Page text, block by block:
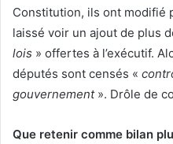
Constitution, ils ont modifié
laissé voir un ajout de plus
lois » offertes à l’exécutif.
députés sont censés «
gouvernement». Drôle de
Que retenir comme bilan